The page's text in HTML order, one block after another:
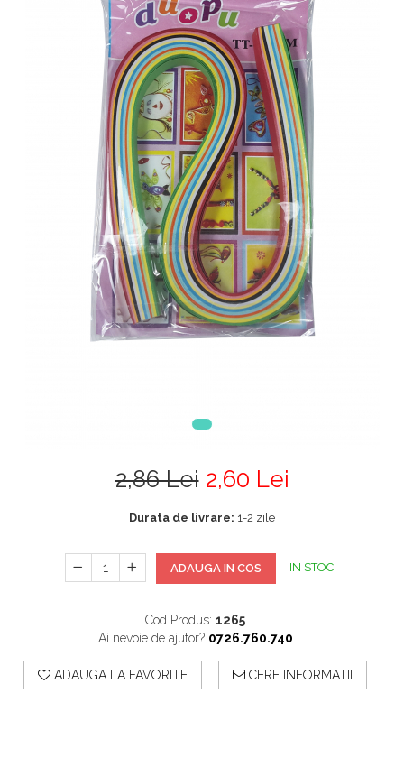
2,86 Lei 2,60 Lei
Durata de livrare: 1-2 zile
ADAUGA IN COS IN STOC
Cod Produs: 1265
Ai nevoie de ajutor? 0726.760.740
ADAUGA LA FAVORITE CERE INFORMATII